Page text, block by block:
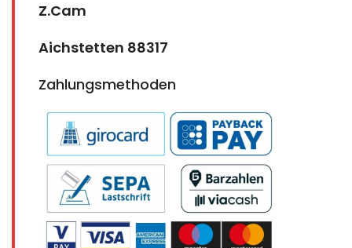
Z.Cam
Aichstetten 88317
Zahlungsmethoden